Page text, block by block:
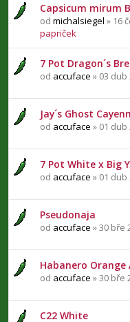
Capsicum mirum
od michalsiegel » 16
papriček
7 Pot Dragon´s
od accuface » 03 dub
Jay´s Ghost
od accuface » 01 dub
7 Pot White x Big
od accuface » 01 dub
Pseudonaja
od accuface » 30 bře
Habanero Orange
od accuface » 30 bře
C22 White